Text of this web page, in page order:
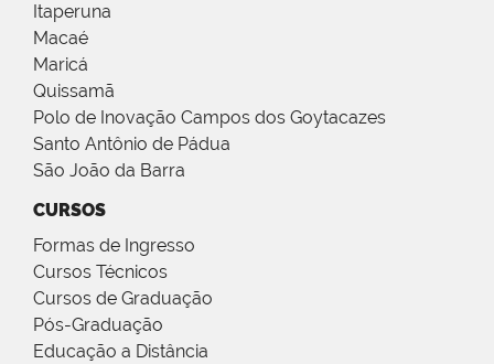
Itaperuna
Macaé
Maricá
Quissamã
Polo de Inovação Campos dos Goytacazes
Santo Antônio de Pádua
São João da Barra
CURSOS
Formas de Ingresso
Cursos Técnicos
Cursos de Graduação
Pós-Graduação
Educação a Distância